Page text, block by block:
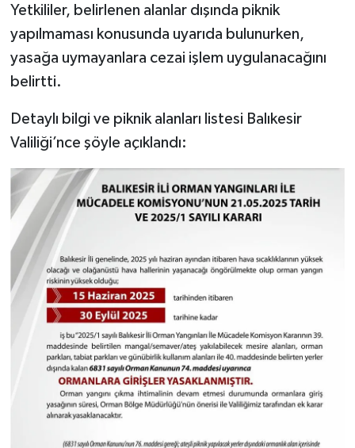
Yetkililer, belirlenen alanlar dışında piknik
yapılmaması konusunda uyarıda bulunurken,
yasağa uymayanlara cezai işlem uygulanacağını
belirtti.
Detaylı bilgi ve piknik alanları listesi Balıkesir
Valiliği’nce şöyle açıklandı: